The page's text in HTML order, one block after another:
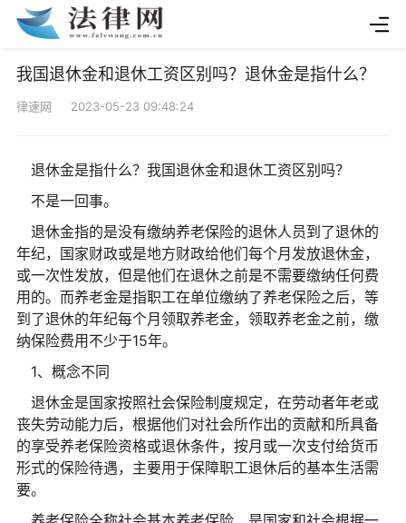
我国退休金和退休工资区别吗？退休金是指什么？
律速网 2023-05-23 09:48:24
退休金是指什么？我国退休金和退休工资区别吗？
不是一回事。
退休金指的是没有缴纳养老保险的退休人员到了退休的
年纪，国家财政或是地方财政给他们每个月发放退休金，
或一次性发放，但是他们在退休之前是不需要缴纳任何费
用的。而养老金是指职工在单位缴纳了养老保险之后，等
到了退休的年纪每个月领取养老金，领取养老金之前，缴
纳保险费用不少于15年。
1、概念不同
退休金是国家按照社会保险制度规定，在劳动者年老或
丧失劳动能力后，根据他们对社会所作出的贡献和所具备
的享受养老保险资格或退休条件，按月或一次支付给货币
形式的保险待遇，主要用于保障职工退休后的基本生活需
要。